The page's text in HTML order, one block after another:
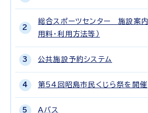
総合スポーツセンター 施設案内
用料・利用方法等）
公共施設予約システム
第54回昭島市民くじら祭を開催
Aバス